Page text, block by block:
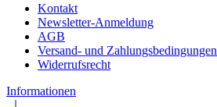
Kontakt
Newsletter-Anmeldung
AGB
Versand- und Zahlungsbedingungen
Widerrufsrecht
Informationen